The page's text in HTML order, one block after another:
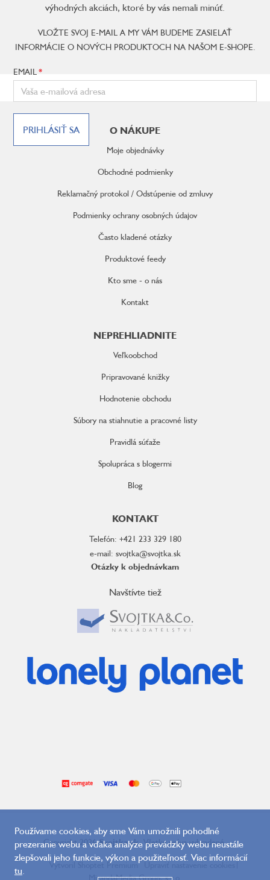
Používame cookies, aby sme Vám umožnili pohodlné
prezeranie webu a vďaka analýze prevádzky webu neustále
zlepšovali jeho funkcie, výkon a použiteľnosť. Viac informácií
tu.
výhodných akciách, ktoré by vás nemali minúť.
VLOŽTE SVOJ E-MAIL A MY VÁM BUDEME ZASIELAŤ
INFORMÁCIE O NOVÝCH PRODUKTOCH NA NAŠOM E-SHOPE.
EMAIL
PRIHLÁSIŤ SA O NÁKUPE
Moje objednávky
Obchodné podmienky
Reklamačný protokol / Odstúpenie od zmluvy
Podmienky ochrany osobných údajov
Často kladené otázky
Produktové feedy
Kto sme - o nás
Kontakt
NEPREHLIADNITE
Veľkoobchod
Pripravované knižky
Hodnotenie obchodu
Súbory na stiahnutie a pracovné listy
Pravidlá súťaže
Spolupráca s blogermi
Blog
KONTAKT
Telefón: +421 233 329 180
e-mail: svojtka@svojtka.sk
Otázky k objednávkam
Navštívte tiež
Copyright 2026Svojtka.sk. Všetky práva vyhradené.
Vytvoril Shoptet Premium
MirandaMedia Group, s.r.o.